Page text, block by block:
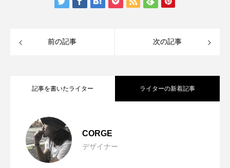
前の記事 次の記事
記事を書いたライター ライターの新着記事
CORGE
デザイナー
2022.09.20
2022.09.19